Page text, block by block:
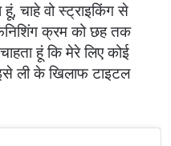
चाहे वो स्ट्राइकिंग से
क्रम को छह तक
हूं कि मेरे लिए कोई
ली के खिलाफ टाइटल